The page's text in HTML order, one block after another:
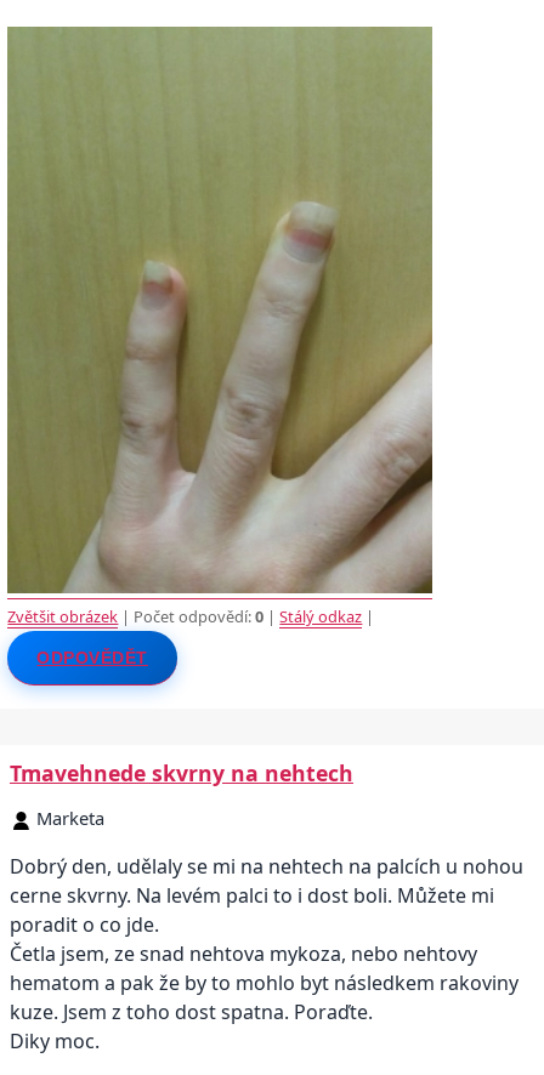
Zvětšit obrázek | Počet odpovědí:0 |Stálý odkaz |
ODPOVĚDĚT
Tmavehnede skvrny na nehtech
Marketa
Dobrý den, udělaly se mi na nehtech na palcích u nohou
cerne skvrny. Na levém palci to i dost boli. Můžete mi
poradit o co jde.
Četla jsem, ze snad nehtova mykoza, nebo nehtovy
hematom a pak že by to mohlo byt následkem rakoviny
kuze. Jsem z toho dost spatna. Poraďte.
Diky moc.